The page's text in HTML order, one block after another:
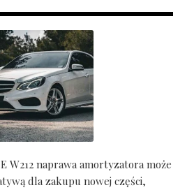
W212 naprawa amortyzatora może
dla zakupu nowej części,